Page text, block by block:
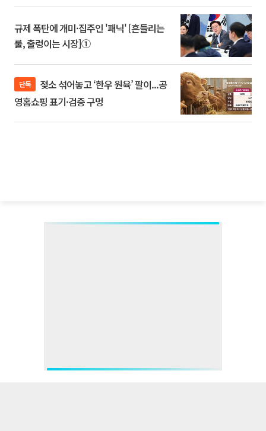
규제 폭탄에 개미·집주인 '패닉' [흔들리는
룰, 출렁이는 시장]①
단독
영홈쇼핑 표기·검증 구멍